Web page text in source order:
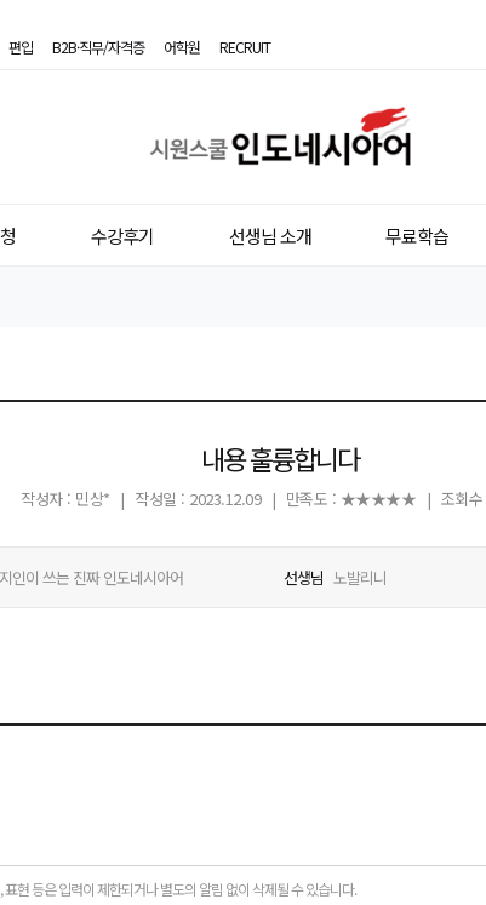
편입 B2B·직무/자격증 어학원 RECRUIT
원
스
네
아
수강후기 선생님 소개 무료학습
내용 훌륭합니다
작성자 : 민상* | 작성일 : 2023.12.09 | 만족도 : ★★★★★ | 조회
인이 쓰는 진짜 인도네시아어 선생님 노발리니
현 등은 입력이 제한되거나 별도의 알림 없이 삭제될 수 있습니다.